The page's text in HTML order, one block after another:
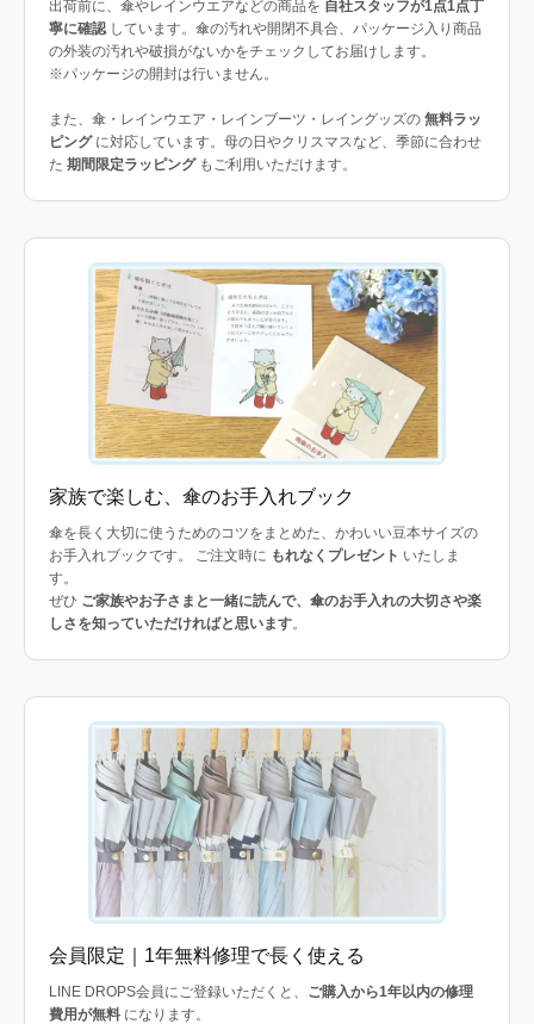
出荷前に、傘やレインウエアなどの商品を 自社スタッフが1点1点丁
寧に確認 しています。傘の汚れや開閉不具合、パッケージ入り商品
の外装の汚れや破損がないかをチェックしてお届けします。
※パッケージの開封は行いません。
また、傘・レインウエア・レインブーツ・レイングッズの 無料ラッ
ピングに対応しています。母の日やクリスマスなど、季節に合わせ
た 期間限定ラッピングもご利用いただけます。
家族で楽しむ、傘のお手入れブック
傘を長く大切に使うためのコツをまとめた、かわいい豆本サイズの
お手入れブックです。 ご注文時に もれなくプレゼント いたしま
す。
ぜひ ご家族やお子さまと一緒に読んで、傘のお手入れの大切さや楽
しさを知っていただければと思います。
会員限定｜1年無料修理で長く使える
LINE DROPS会員にご登録いただくと、 ご購入から1年以内の修理
費用が無料 になります。